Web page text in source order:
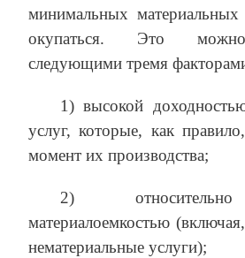
минимальных материальных
окупаться. Это можно
следующими тремя
1) высокой
услуг, которые, как
момент их производства;
2)
материалоемкостью
нематериальные услуги);